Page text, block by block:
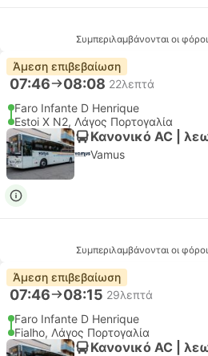
Συμπεριλαμβάνονται οι φόροι
Άμεση επιβεβαίωση
07:46 08:08 22λεπτά
Faro Infante D Henrique
Estoi X N2, Λάγος Πορτογαλία
Κανονικό AC |
Vamus
Συμπεριλαμβάνονται οι φόροι
Άμεση επιβεβαίωση
07:46 08:15 29λεπτά
Faro Infante D Henrique
Fialho, Λάγος Πορτογαλία
Κανονικό AC |